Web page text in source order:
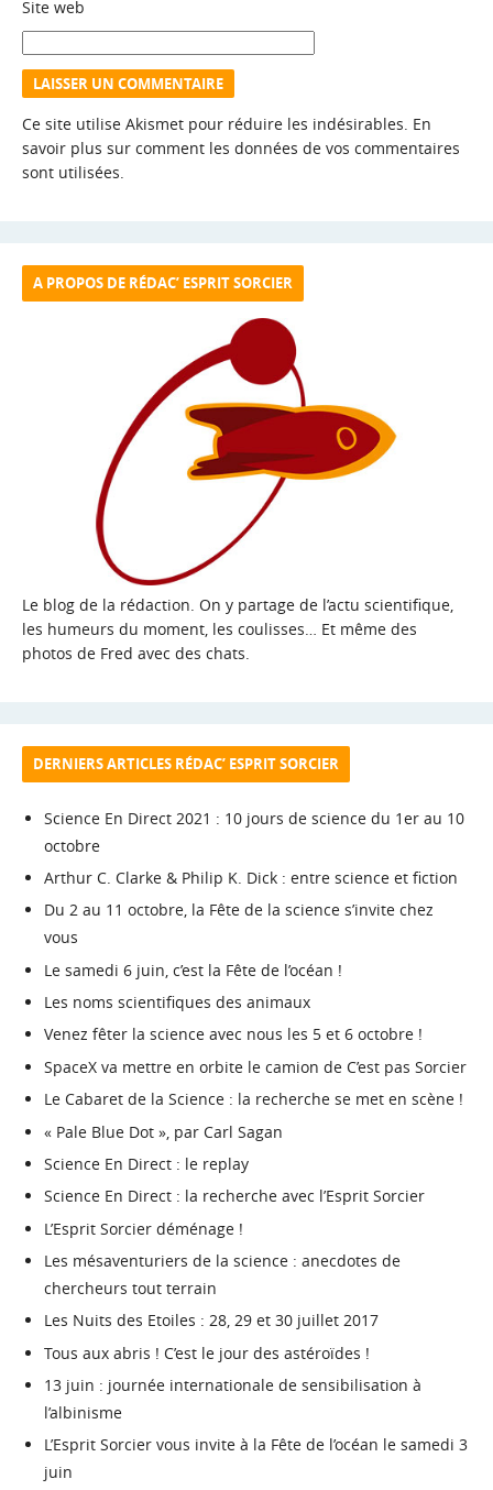
Site web
Ce site utilise Akismet pour réduire les indésirables. En
savoir plus sur comment les données de vos commentaires
sont utilisées.
A PROPOS DE RÉDAC’ ESPRIT SORCIER
Le blog de la rédaction. On y partage de l’actu scientifique,
les humeurs du moment, les coulisses… Et même des
photos de Fred avec des chats.
DERNIERS ARTICLES RÉDAC’ ESPRIT SORCIER
Science En Direct 2021 : 10 jours de science du 1er au 10
octobre
Arthur C. Clarke & Philip K. Dick : entre science et fiction
Du 2 au 11 octobre, la Fête de la science s’invite chez
vous
Le samedi 6 juin, c’est la Fête de l’océan !
Les noms scientifiques des animaux
Venez fêter la science avec nous les 5 et 6 octobre !
SpaceX va mettre en orbite le camion de C’est pas Sorcier
Le Cabaret de la Science : la recherche se met en scène !
« Pale Blue Dot », par Carl Sagan
Science En Direct : le replay
Science En Direct : la recherche avec l’Esprit Sorcier
L’Esprit Sorcier déménage !
Les mésaventuriers de la science : anecdotes de
chercheurs tout terrain
Les Nuits des Etoiles : 28, 29 et 30 juillet 2017
Tous aux abris ! C’est le jour des astéroïdes !
13 juin : journée internationale de sensibilisation à
l’albinisme
L’Esprit Sorcier vous invite à la Fête de l’océan le samedi 3
juin